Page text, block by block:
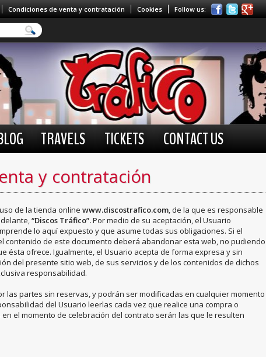
Condiciones de venta y contratación Cookies Follow us:
TRAVELS TICKETS CONTACT US
y contratación
de la tienda online www.discostrafico.com, de la que es responsable
“Discos Tráfico”.Por medio de su aceptación, el Usuario
lo aquí expuesto y que asume todas sus obligaciones. Si el
contenido de este documento deberá abandonar esta web, no pudiendo
ésta ofrece. Igualmente, el Usuario acepta de forma expresa y sin
del presente sitio web, de sus servicios y de los contenidos de dichos
responsabilidad.
las partes sin reservas, y podrán ser modificadas en cualquier momento
del Usuario leerlas cada vez que realice una compra o
el momento de celebración del contrato serán las que le resulten